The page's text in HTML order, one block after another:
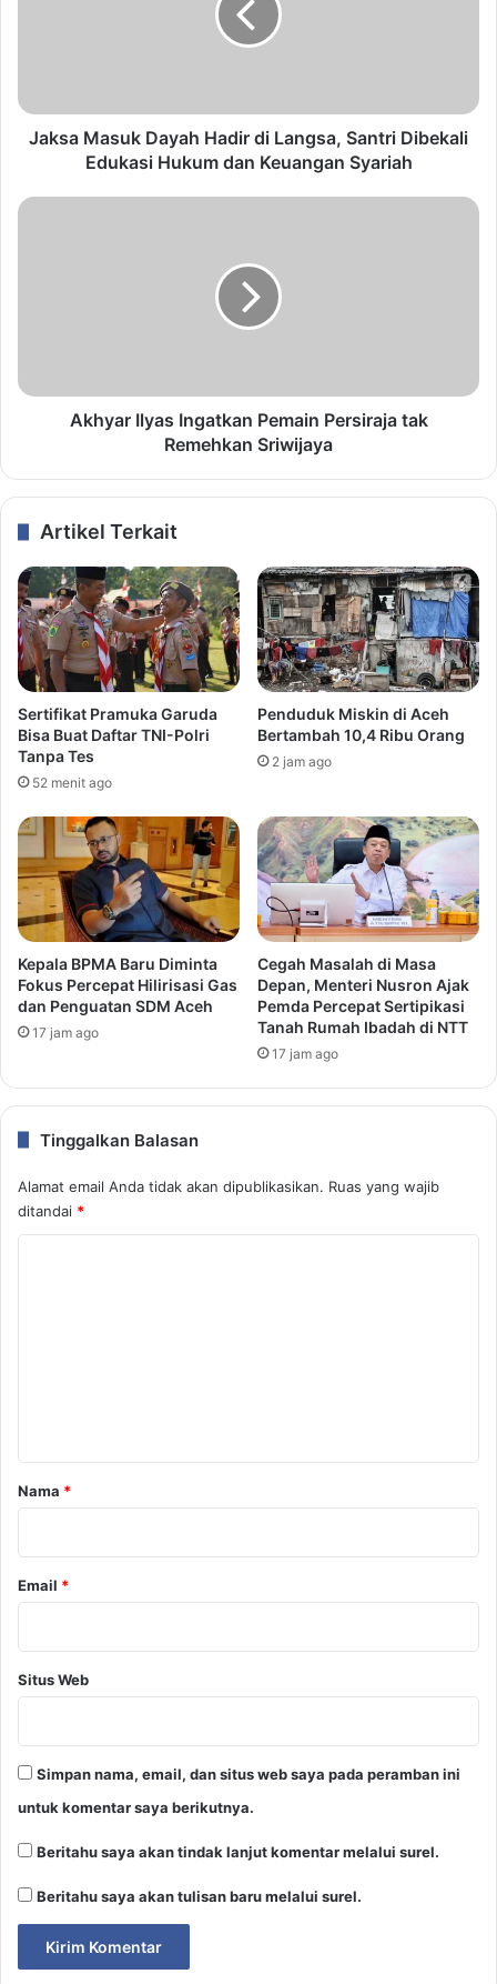
Jaksa Masuk Dayah Hadir di Langsa, Santri Dibekali
Edukasi Hukum dan Keuangan Syariah
Akhyar Ilyas Ingatkan Pemain Persiraja tak
Remehkan Sriwijaya
Artikel Terkait
Sertifikat Pramuka Garuda
Bisa Buat Daftar TNI-Polri
Tanpa Tes
52 menit ago
Penduduk Miskin di Aceh
Bertambah 10,4 Ribu Orang
2 jam ago
Kepala BPMA Baru Diminta
Fokus Percepat Hilirisasi Gas
dan Penguatan SDM Aceh
17 jam ago
Cegah Masalah di Masa
Depan, Menteri Nusron Ajak
Pemda Percepat Sertipikasi
Tanah Rumah Ibadah di NTT
17 jam ago
Tinggalkan Balasan
Alamat email Anda tidak akan dipublikasikan. Ruas yang wajib
ditandai *
rNama *
Email *
Situs Web
Simpan nama, email, dan situs web saya pada peramban ini
untuk komentar saya berikutnya.
Beritahu saya akan tindak lanjut komentar melalui surel.
Beritahu saya akan tulisan baru melalui surel.